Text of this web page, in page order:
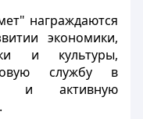
награждаются
экономики,
и культуры,
службу в
и активную